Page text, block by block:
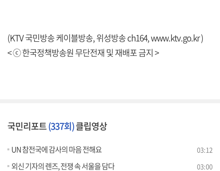
(KTV 국민방송 케이블방송, 위성방송 ch164,www.ktv.go.kr)
< ⓒ 한국정책방송원 무단전재 및 재배포 금지 >
국민리포트(337회)클립영상
UN 참전국에 감사의 마음 전해요 03:12
외신 기자의 렌즈, 전쟁 속 서울을 담다 03:00